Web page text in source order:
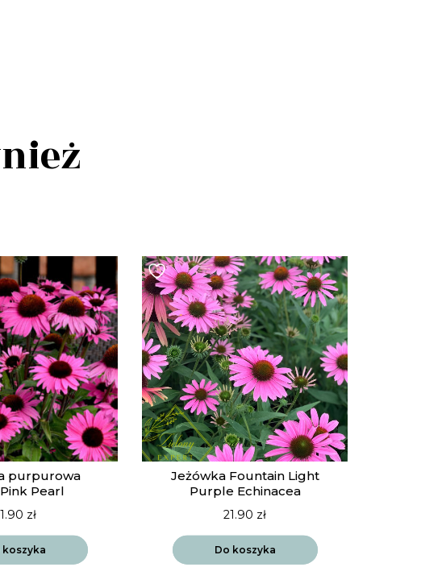
purpurowa
Pearl
zł
koszyka
Jeżówka Fountain Light
Purple Echinacea
21.90 zł
Do koszyka